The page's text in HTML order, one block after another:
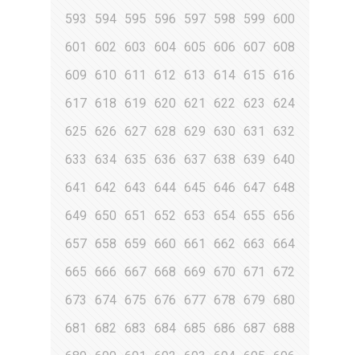
593
594 595 596 597 598 599
600
601
602 603 604 605 606 607 608
609
610 611 612 613 614 615
616
617 618 619 620 621 622 623
624
625
626 627 628 629 630 631
632
633
634 635 636 637 638 639 640
641
642 643 644 645 646 647 648
649
650 651 652 653 654 655 656
657 658 659 660 661 662 663
664
665
666 667 668 669 670 671
672
673
674 675 676 677 678 679
680
681
682 683 684 685 686 687 688